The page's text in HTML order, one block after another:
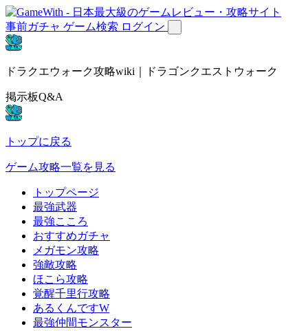
事前ガチャ ゲーム検索 ログイン
ドラクエウォーク攻略wiki｜ドラゴンクエストウォーク
掲示板Q&A
トップに戻る
ゲーム攻略一覧を見る
トップページ
最強武器
最強こころ
おすすめガチャ
メガモン攻略
強敵攻略
ほこら攻略
覚醒千里行攻略
あるくんですW
最強仲間モンスター